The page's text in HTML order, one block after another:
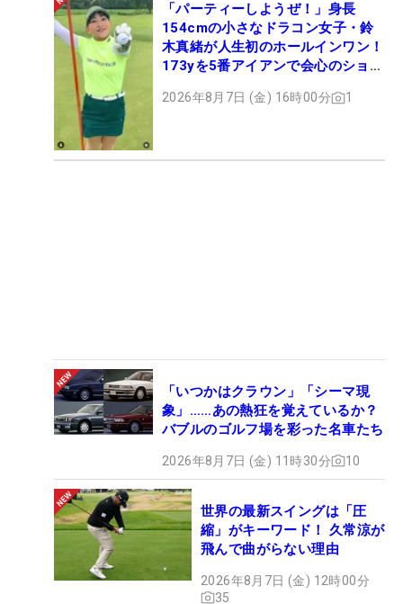
「パーティーしようぜ！」身長
154cmの小さなドラコン女子・鈴
木真緒が人生初のホールインワン！
173yを5番アイアンで会心のショッ
2026年8月7日 (金) 16時00分 1
「いつかはクラウン」「シーマ現
象」……あの熱狂を覚えているか？
バブルのゴルフ場を彩った名車たち
2026年8月7日 (金) 11時30分 10
世界の最新スイングは「圧
縮」がキーワード！ 久常涼が
飛んで曲がらない理由
2026年8月7日 (金) 12時00分
35